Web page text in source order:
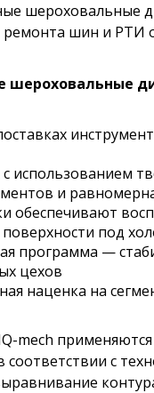
шероховальные
ремонта шин и
использованием
и
обеспечивают
под
программа —
цехов
наценка на
mech
с